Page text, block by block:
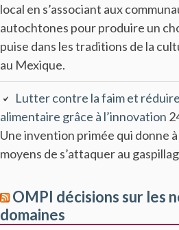
local en s’associant aux
autochtones pour produire un
puise dans les traditions de la
au Mexique.
Lutter contre la faim et
alimentaire grâce à l’innovation
Une invention primée qui donne
moyens de s’attaquer au
OMPI décisions sur les
domaines